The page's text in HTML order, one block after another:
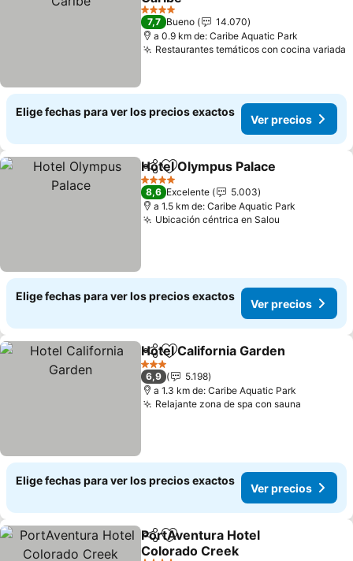
4 Estrellas
7,7 Bueno
14.070
a 0.9 km de: Caribe Aquatic Park
Restaurantes temáticos con cocina variada
Elige fechas para ver los precios exactos
Ver precios
CompartirAgregar a favoritos
Hotel Olympus Palace
4 Estrellas
8,6 Excelente
5.003
a 1.5 km de: Caribe Aquatic Park
Ubicación céntrica en Salou
Elige fechas para ver los precios exactos
Ver precios
CompartirAgregar a favoritos
Hotel California Garden
3 Estrellas
6,9
5.198
a 1.3 km de: Caribe Aquatic Park
Relajante zona de spa con sauna
Elige fechas para ver los precios exactos
Ver precios
CompartirAgregar a favoritos
PortAventura Hotel
Colorado Creek